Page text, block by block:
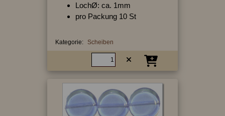
LochØ: ca. 1mm
pro Packung 10 St
Kategorie: Scheiben